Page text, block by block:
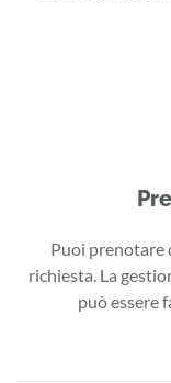
Puoi prenotare
richiesta. La
può essere